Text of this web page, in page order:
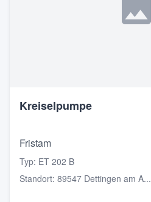
Kreiselpumpe
Fristam
Typ: ET 202 B
Standort: 89547 Dettingen am A...